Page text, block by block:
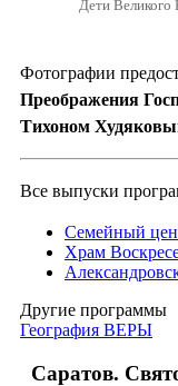
Дети Великого
Фотографии
Преображения
Тихоном
Все выпуски
Семейный
Храм
Другие программы
География ВЕРЫ
Саратов.